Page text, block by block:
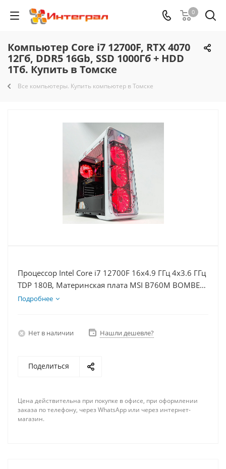
0
Компьютер Core i7 12700F, RTX 4070
12Гб, DDR5 16Gb, SSD 1000Гб + HDD
1Тб. Купить в Томске
Все компьютеры. Купить компьютер в Томске
Процессор Intel Core i7 12700F 16x4.9 ГГц 4x3.6 ГГц
TDP 180В, Материнская плата MSI B760M BOMBER
WIFI D5, Видеокарта RTX 4070 12Гб, Память
Подробнее
Нет в наличии Нашли дешевле?
Поделиться
Цена действительна при покупке в офисе, при оформлении
заказа по телефону, через WhatsApp или через интернет-
магазин.